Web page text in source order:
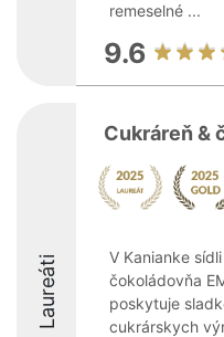
remeselné ...
9.6
Laureáti
Cukráreň &
V Kanianke
čokoládovňa
poskytuje
cukrárskych